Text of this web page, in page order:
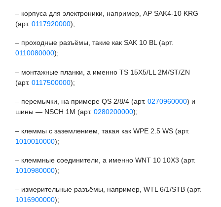
– корпуса для электроники, например, AP SAK4-10 KRG
(арт. 0117920000);
– проходные разъёмы, такие как SAK 10 BL (арт.
0110080000);
– монтажные планки, а именно TS 15X5/LL 2M/ST/ZN
(арт. 0117500000);
– перемычки, на примере QS 2/8/4 (арт. 0270960000) и
шины — NSCH 1M (арт. 0280200000);
– клеммы с заземлением, такая как WPE 2.5 WS (арт.
1010010000);
– клеммные соединители, а именно WNT 10 10X3 (арт.
1010980000);
– измерительные разъёмы, например, WTL 6/1/STB (арт.
1016900000);